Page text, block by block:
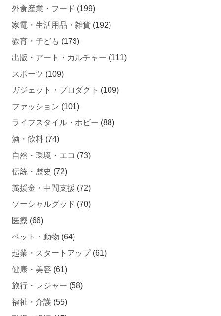
家電・生活用品・雑貨(192)
教育・子ども(173)
出版・アート・カルチャー
スポーツ (109)
ガジェット・プロダクト
ファッション (101)
ライフスタイル・ホビー
酒・飲料 (74)
自然・環境・エコ
伝統・歴史 (72)
義援金・中間支援
ソーシャルグッド (70)
医療 (66)
ペット・動物
起業・スタートアップ
健康・美容 (61)
旅行・レジャー
福祉・介護(55)
融資・投資 (47)